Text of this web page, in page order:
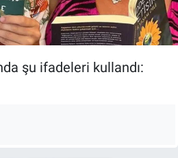
şu ifadeleri kullandı: